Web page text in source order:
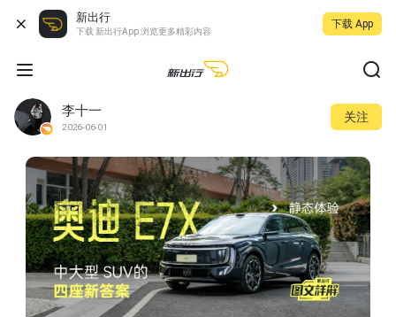
新出行
下载 新出行App 浏览更多精彩内容
下载 App
李十一
2026-06-01
关注